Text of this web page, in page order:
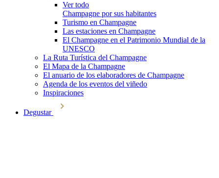
Ver todo
Champagne por sus habitantes
Turismo en Champagne
Las estaciones en Champagne
El Champagne en el Patrimonio Mundial de la
UNESCO
La Ruta Turística del Champagne
El Mapa de la Champagne
El anuario de los elaboradores de Champagne
Agenda de los eventos del viñedo
Inspiraciones
Degustar